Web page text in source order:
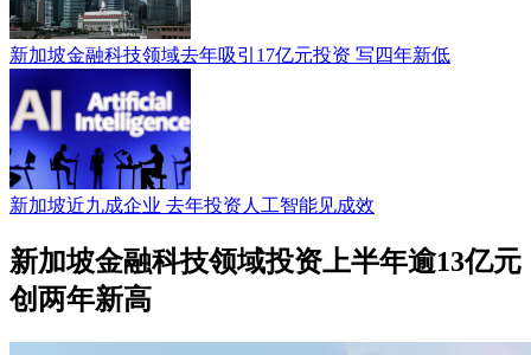
新加坡金融科技领域去年吸引17亿元投资 写四年新低
新加坡近九成企业 去年投资人工智能见成效
新加坡金融科技领域投资上半年逾13亿元
创两年新高